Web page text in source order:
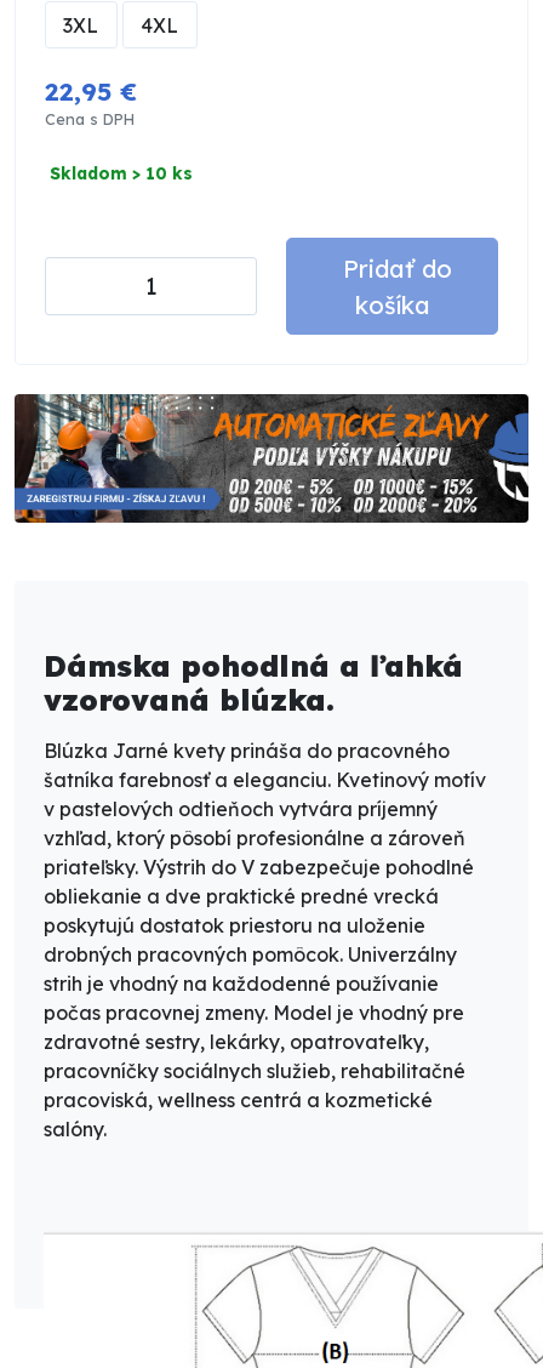
3XL 4XL
22,95 €
Cena s DPH
Skladom > 10 ks
Pridať do
košíka
Dámska pohodlná a ľahká
vzorovaná blúzka.
Blúzka Jarné kvety prináša do pracovného
šatníka farebnosť a eleganciu. Kvetinový motív
v pastelových odtieňoch vytvára príjemný
vzhľad, ktorý pôsobí profesionálne a zároveň
priateľsky. Výstrih do V zabezpečuje pohodlné
obliekanie a dve praktické predné vrecká
poskytujú dostatok priestoru na uloženie
drobných pracovných pomôcok. Univerzálny
strih je vhodný na každodenné používanie
počas pracovnej zmeny. Model je vhodný pre
zdravotné sestry, lekárky, opatrovateľky,
pracovníčky sociálnych služieb, rehabilitačné
pracoviská, wellness centrá a kozmetické
salóny.